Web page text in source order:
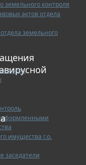
земельного контроля
актов отдела
земельного
имущества г.о.
заседатели